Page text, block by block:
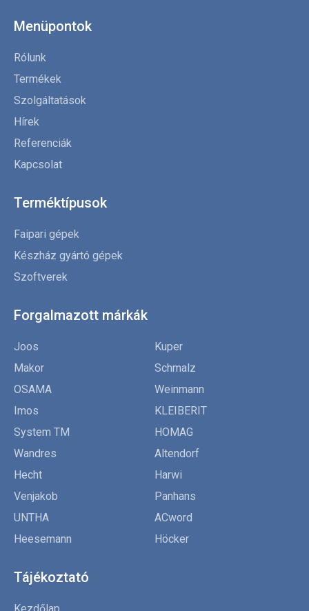
Menüpontok
Rólunk
Termékek
Szolgáltatások
Hírek
Referenciák
Kapcsolat
Terméktípusok
Faipari gépek
Készház gyártó gépek
Szoftverek
Forgalmazott márkák
Joos
Kuper
Makor
Schmalz
OSAMA
Weinmann
Imos
KLEIBERIT
System TM
HOMAG
Wandres
Altendorf
Hecht
Harwi
Venjakob
Panhans
UNTHA
ACword
Heesemann
Höcker
Tájékoztató